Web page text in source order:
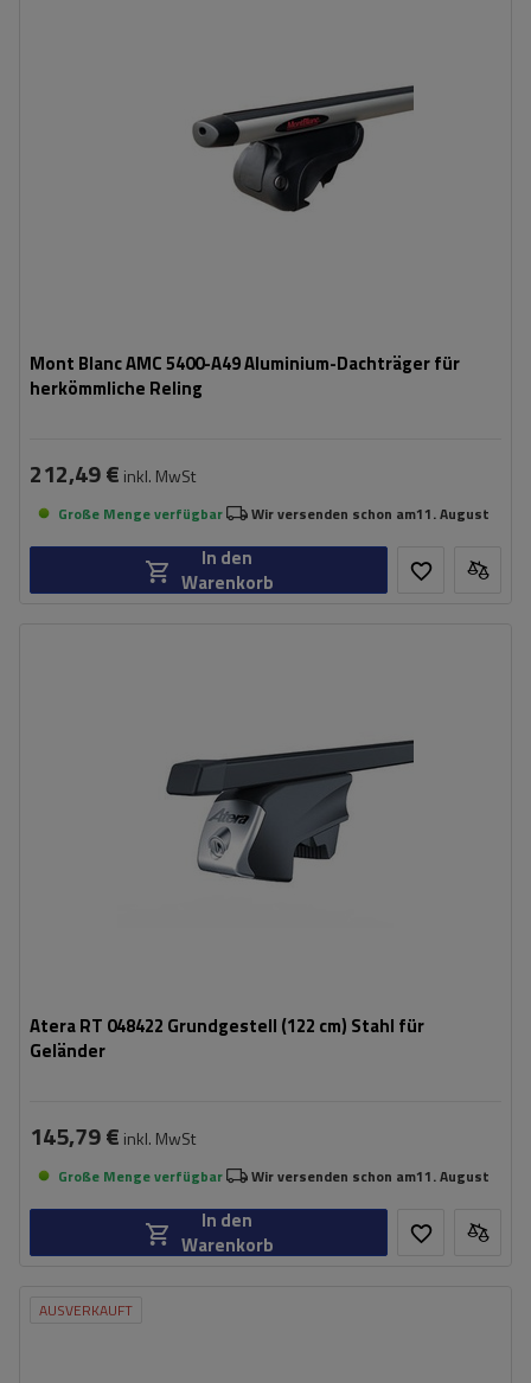
Mont Blanc AMC 5400-A49 Aluminium-Dachträger für
herkömmliche Reling
212,49 € inkl. MwSt
Große Menge verfügbar Wir versenden schon am11. August
In den
Warenkorb
Atera RT 048422 Grundgestell (122 cm) Stahl für
Geländer
145,79 € inkl. MwSt
Große Menge verfügbar Wir versenden schon am11. August
In den
Warenkorb
AUSVERKAUFT